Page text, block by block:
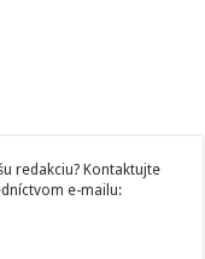
redakciu? Kontaktujte
e-mailu: